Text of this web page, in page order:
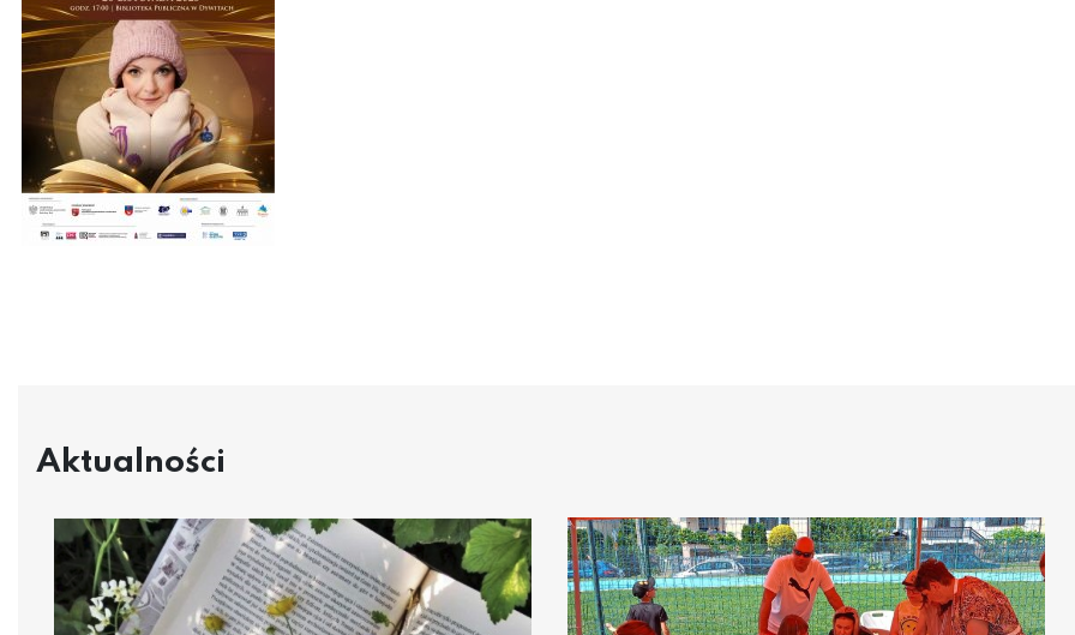
Aktualności